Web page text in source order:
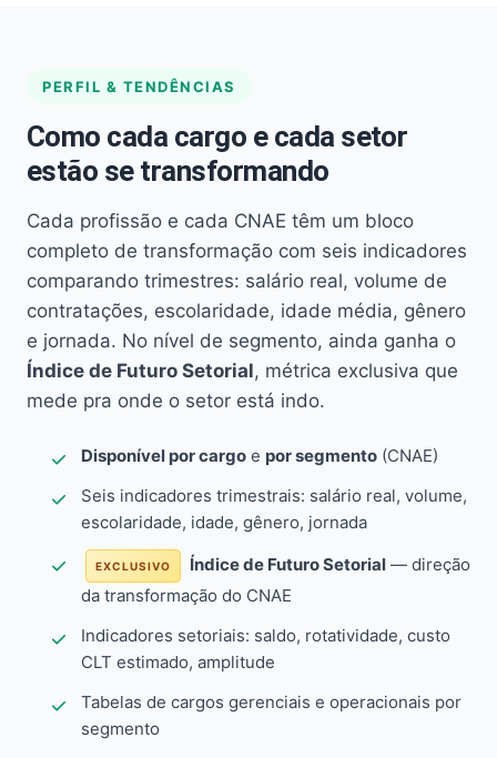
PERFIL & TENDÊNCIAS
Como cada cargo e cada setor
estão se transformando
Cada profissão e cada CNAE têm um bloco
completo de transformação com seis indicadores
comparando trimestres: salário real, volume de
contratações, escolaridade, idade média, gênero
e jornada. No nível de segmento, ainda ganha o
Índice de Futuro Setorial, métrica exclusiva que
mede pra onde o setor está indo.
Disponível por cargo e por segmento (CNAE)
Seis indicadores trimestrais: salário real, volume,
escolaridade, idade, gênero, jornada
EXCLUSIVO Índice de Futuro Setorial — direção
da transformação do CNAE
Indicadores setoriais: saldo, rotatividade, custo
CLT estimado, amplitude
Tabelas de cargos gerenciais e operacionais por
segmento